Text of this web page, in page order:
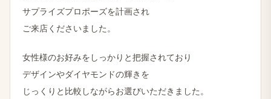
サプライズプロポーズを計画され
ご来店くださいました。
女性様のお好みをしっかりと把握されており
デザインやダイヤモンドの輝きを
じっくりと比較しながらお選びいただきました。